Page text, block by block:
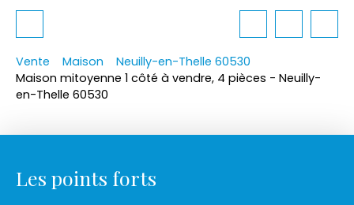
Vente Maison
Neuilly-en-Thelle 60530
Maison mitoyenne 1 côté à vendre, 4 pièces - Neuilly-
en-Thelle 60530
Les points forts